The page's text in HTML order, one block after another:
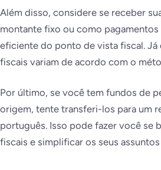
Além disso, considere se receber
montante fixo ou como pagamentos
eficiente do ponto de vista fiscal. Já
fiscais variam de acordo com o
Por último, se você tem fundos de
origem, tente transferi-los para um
português. Isso pode fazer você se
fiscais e simplificar os seus